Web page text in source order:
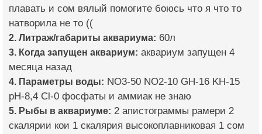
плавать и сом вялый помогите боюсь что я что то
натворила не то ((
2. Литраж/габариты аквариума: 60л
3. Когда запущен аквариум: аквариум запущен 4
месяца назад
4. Параметры воды: NO3-50 NO2-10 GH-16 KH-15
pH-8,4 Cl-0 фосфаты и аммиак не знаю
5. Рыбы в аквариуме: 2 апистограммы рамери 2
скалярии кои 1 скалярия высокоплавниковая 1 сом